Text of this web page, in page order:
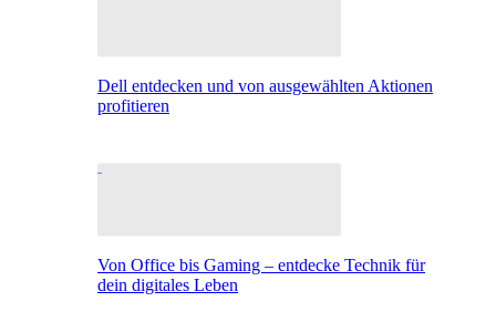
Dell entdecken und von ausgewählten Aktionen
profitieren
Von Office bis Gaming – entdecke Technik für
dein digitales Leben